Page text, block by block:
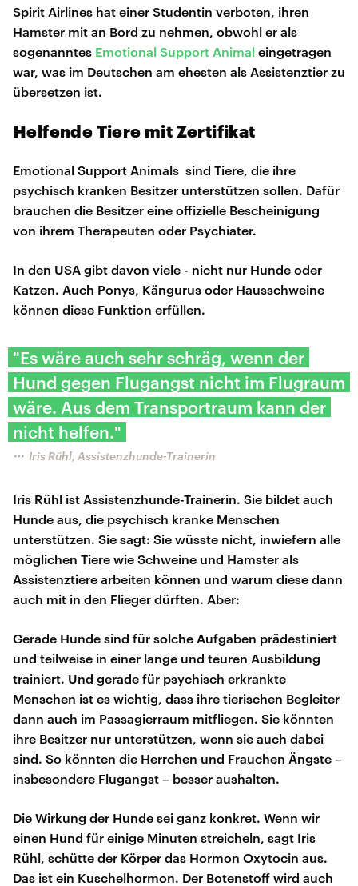
Spirit Airlines hat einer Studentin verboten, ihren
Hamster mit an Bord zu nehmen, obwohl er als
sogenanntes Emotional Support Animal eingetragen
war, was im Deutschen am ehesten als Assistenztier zu
übersetzen ist.
Helfende Tiere mit Zertifikat
Emotional Support Animals sind Tiere, die ihre
psychisch kranken Besitzer unterstützen sollen. Dafür
brauchen die Besitzer eine offizielle Bescheinigung
von ihrem Therapeuten oder Psychiater.
In den USA gibt davon viele - nicht nur Hunde oder
Katzen. Auch Ponys, Kängurus oder Hausschweine
können diese Funktion erfüllen.
"Es wäre auch sehr schräg, wenn der
Hund gegen Flugangst nicht im Flugraum
wäre. Aus dem Transportraum kann der
nicht helfen."
Iris Rühl, Assistenzhunde-Trainerin
Iris Rühl ist Assistenzhunde-Trainerin. Sie bildet auch
Hunde aus, die psychisch kranke Menschen
unterstützen. Sie sagt: Sie wüsste nicht, inwiefern alle
möglichen Tiere wie Schweine und Hamster als
Assistenztiere arbeiten können und warum diese dann
auch mit in den Flieger dürften. Aber:
Gerade Hunde sind für solche Aufgaben prädestiniert
und teilweise in einer lange und teuren Ausbildung
trainiert. Und gerade für psychisch erkrankte
Menschen ist es wichtig, dass ihre tierischen Begleiter
dann auch im Passagierraum mitfliegen. Sie könnten
ihre Besitzer nur unterstützen, wenn sie auch dabei
sind. So könnten die Herrchen und Frauchen Ängste –
insbesondere Flugangst – besser aushalten.
Die Wirkung der Hunde sei ganz konkret. Wenn wir
einen Hund für einige Minuten streicheln, sagt Iris
Rühl, schütte der Körper das Hormon Oxytocin aus.
Das ist ein Kuschelhormon. Der Botenstoff wird auch